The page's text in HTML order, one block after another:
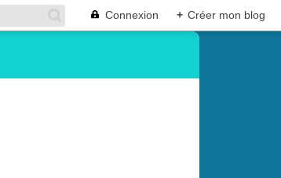
Connexion + Créer mon blog